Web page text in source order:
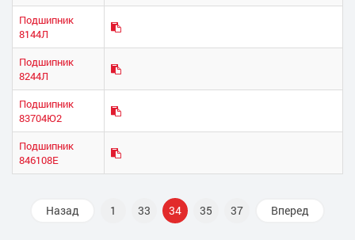
Подшипник
8144Л
Подшипник
8244Л
Подшипник
83704Ю2
Подшипник
846108Е
Назад 1 33 34 35 37 Вперед